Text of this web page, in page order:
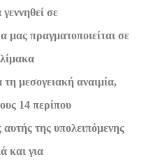
γεννηθεί σε
μας πραγματοποιείται σε
τη μεσογειακή αναιμία,
14 περίπου
της υπολειπόμενης
και για